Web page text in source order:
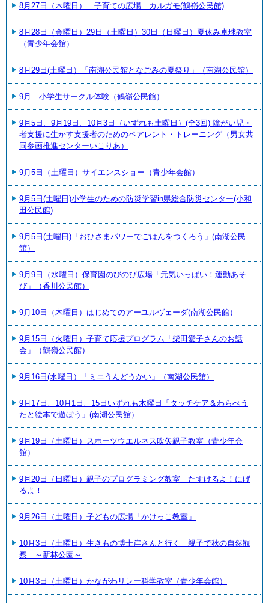
8月27日（木曜日） 子育ての広場 カルガモ(鶴嶺公民館)
8月28日（金曜日）29日（土曜日）30日（日曜日）夏休み卓球教室
（青少年会館）
8月29日(土曜日）「南湖公民館となごみの夏祭り」（南湖公民館）
9月 小学生サークル体験（鶴嶺公民館）
9月5日、9月19日、10月3日（いずれも土曜日）(全3回) 障がい児・
者支援に生かす支援者のためのペアレント・トレーニング（男女共
同参画推進センターいこりあ）
9月5日（土曜日）サイエンスショー（青少年会館）
9月5日(土曜日)小学生のための防災学習in県総合防災センター(小和
田公民館)
9月5日(土曜日)「おひさまパワーでごはんをつくろう」(南湖公民
館）
9月9日（水曜日）保育園のびのび広場「元気いっぱい！運動あそ
び」（香川公民館）
9月10日（木曜日）はじめてのアーユルヴェーダ(南湖公民館）
9月15日（火曜日）子育て応援プログラム「柴田愛子さんのお話
会」（鶴嶺公民館）
9月16日(水曜日）「ミニうんどうかい」（南湖公民館）
9月17日、10月1日、15日いずれも木曜日「タッチケア＆わらべう
たと絵本で遊ぼう」(南湖公民館）
9月19日（土曜日）スポーツウエルネス吹矢親子教室（青少年会
館）
9月20日（日曜日）親子のプログラミング教室 たすけるよ！にげ
るよ！
9月26日（土曜日）子どもの広場「かけっこ教室」
10月3日（土曜日）生きもの博士岸さんと行く 親子で秋の自然観
察 ～新林公園～
10月3日（土曜日）かながわリレー科学教室（青少年会館）